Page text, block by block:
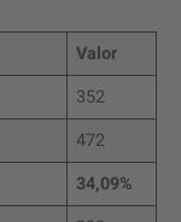
Valor
352
472
34,09%